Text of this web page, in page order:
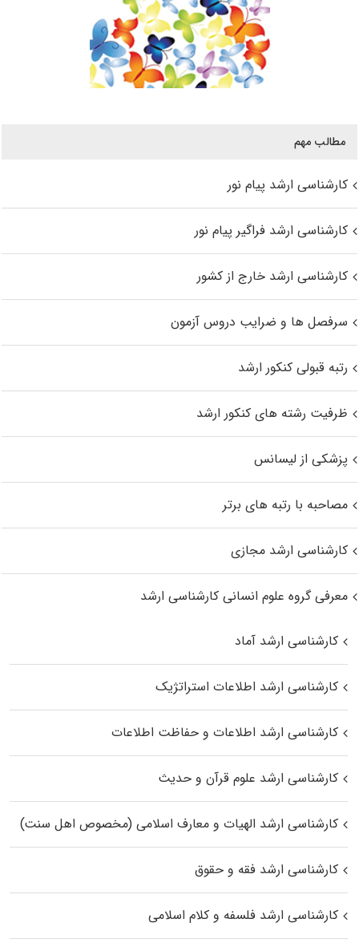
مطالب مهم
کارشناسی ارشد پیام نور
کارشناسی ارشد فراگیر پیام نور
کارشناسی ارشد خارج از کشور
سرفصل ها و ضرایب دروس آزمون
رتبه قبولی کنکور ارشد
ظرفیت رشته های کنکور ارشد
پزشکی از لیسانس
مصاحبه با رتبه های برتر
کارشناسی ارشد مجازی
معرفی گروه علوم انسانی کارشناسی ارشد
کارشناسی ارشد آماد
کارشناسی ارشد اطلاعات استراتژیک
کارشناسی ارشد اطلاعات و حفاظت اطلاعات
کارشناسی ارشد علوم قرآن و حدیث
کارشناسی ارشد الهیات و معارف اسلامی (مخصوص اهل سنت)
کارشناسی ارشد فقه و حقوق
کارشناسی ارشد فلسفه و کلام اسلامی